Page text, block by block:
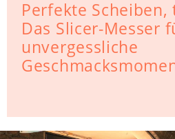
Perfekte
Das Slicer-Messer
unvergessliche